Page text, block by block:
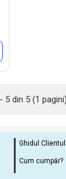
5 din 5 (1 pagini)
Ghidul
Cum cumpăr?